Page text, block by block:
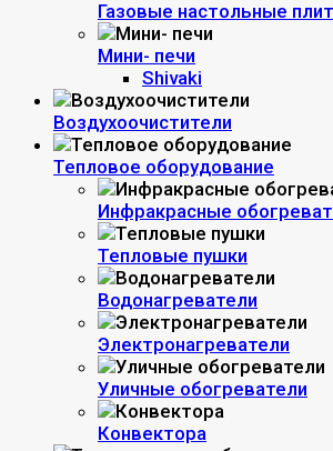
Газовые настольные
Мини- печи
Shivaki
Воздухоочистители
Тепловое оборудование
Инфракрасные
Тепловые пушки
Водонагреватели
Электронагреватели
Уличные обогреватели
Конвектора